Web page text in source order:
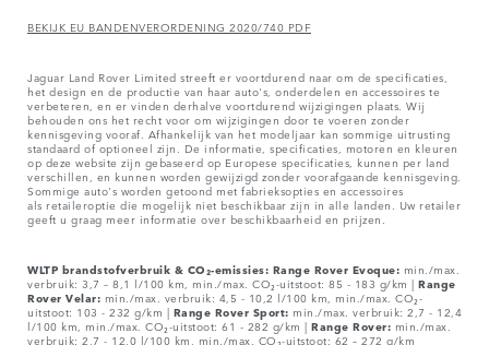
BEKIJK EU BANDENVERORDENING 2020/740 PDF
Jaguar Land Rover Limited streeft er voortdurend naar om de specificaties,
het design en de productie van haar auto's, onderdelen en accessoires te
verbeteren, en er vinden derhalve voortdurend wijzigingen plaats. Wij
behouden ons het recht voor om wijzigingen door te voeren zonder
kennisgeving vooraf. Afhankelijk van het modeljaar kan sommige uitrusting
standaard of optioneel zijn. De informatie, specificaties, motoren en kleuren
op deze website zijn gebaseerd op Europese specificaties, kunnen per land
verschillen, en kunnen worden gewijzigd zonder voorafgaande kennisgeving.
Sommige auto's worden getoond met fabrieksopties en accessoires
als retaileroptie die mogelijk niet beschikbaar zijn in alle landen. Uw retailer
geeft u graag meer informatie over beschikbaarheid en prijzen.
WLTP brandstofverbruik & CO₂-emissies: Range Rover Evoque: min./max.
verbruik: 3,7 – 8,1 l/100 km, min./max. CO₂-uitstoot: 85 - 183 g/km | Range
Rover Velar: min./max. verbruik: 4,5 - 10,2 l/100 km, min./max. CO₂-
uitstoot: 103 - 232 g/km | Range Rover Sport: min./max. verbruik: 2,7 - 12,4
l/100 km, min./max. CO₂-uitstoot: 61 - 282 g/km | Range Rover: min./max.
verbruik: 2,7 - 12,0 l/100 km, min./max. CO₂-uitstoot: 62 – 272 g/km